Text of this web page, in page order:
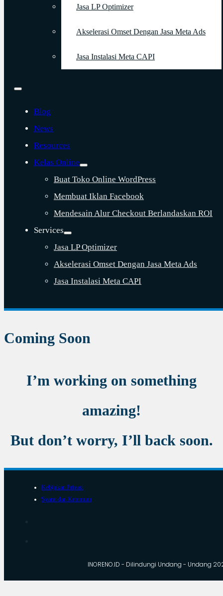
Jasa LP Optimizer
Akselerasi Omset Dengan Jasa Meta Ads
Jasa Instalasi Meta CAPI
Blog
News
Resources
Kelas Online
Buat Toko Online WordPress
Membuat Iklan Facebook
Mendesain Alur Checkout Berlandaskan ROI
Services
Jasa LP Optimizer
Akselerasi Omset Dengan Jasa Meta Ads
Jasa Instalasi Meta CAPI
Coming Soon
I’m working on something
amazing!
But don’t worry, I’ll back soon.
Kebijakan Privasi
Syarat dan Ketentuan
INORENO.ID - Dilindungi Undang - Undang